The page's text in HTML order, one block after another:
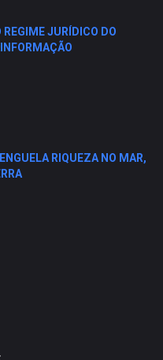
REGIME JURÍDICO DO
RIQUEZA NO MAR,